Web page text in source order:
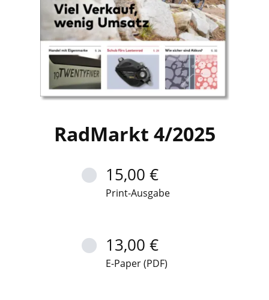
RadMarkt 4/2025
15,00 €
Print-Ausgabe
13,00 €
E-Paper (PDF)